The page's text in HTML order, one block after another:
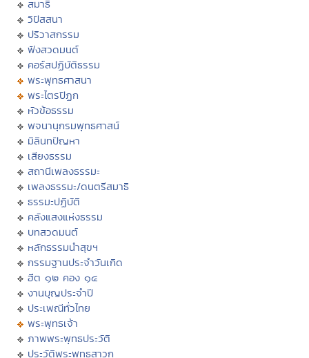
สมาธิ
วิปัสสนา
ปริวาสกรรม
ฟังสวดมนต์
คอร์สปฏิบัติธรรม
พระพุทธศาสนา
พระไตรปิฏก
หัวข้อธรรม
พจนานุกรมพุทธศาสน์
มิลินทปัญหา
เสียงธรรม
สถานีเพลงธรรมะ
เพลงธรรมะ/ดนตรีสมาธิ
ธรรมะปฏิบัติ
คลังแสงแห่งธรรม
บทสวดมนต์
หลักธรรมนำสุขฯ
กรรมฐานประจำวันเกิด
ฮีต ๑๒ คอง ๑๔
งานบุญประจำปี
ประเพณีทั่วไทย
พระพุทธเจ้า
ภาพพระพุทธประวัติ
ประวัติพระพุทธสาวก